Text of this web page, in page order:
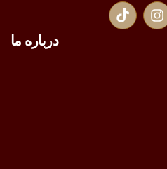
درباره ما